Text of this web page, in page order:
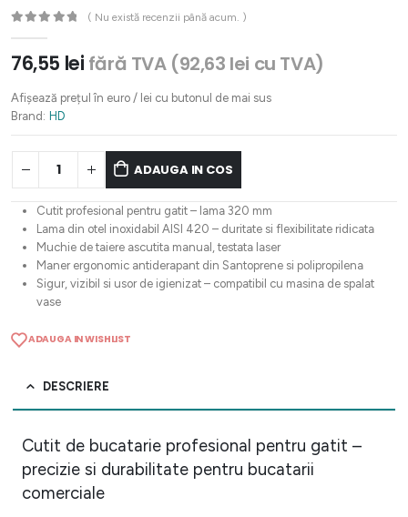
( Nu există recenzii până acum. )
76,55 lei fără TVA (92,63 lei cu TVA)
Afișează prețul în euro / lei cu butonul de mai sus
Brand: HD
ADAUGA IN COS
Cutit profesional pentru gatit – lama 320 mm
Lama din otel inoxidabil AISI 420 – duritate si flexibilitate ridicata
Muchie de taiere ascutita manual, testata laser
Maner ergonomic antiderapant din Santoprene si polipropilena
Sigur, vizibil si usor de igienizat – compatibil cu masina de spalat
vase
ADAUGA IN WISHLIST
DESCRIERE
Cutit de bucatarie profesional pentru gatit –
precizie si durabilitate pentru bucatarii
comerciale